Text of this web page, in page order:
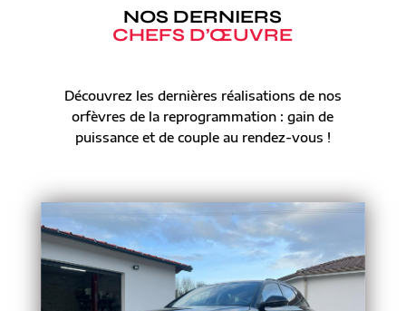
NOS DERNIERS
CHEFS D’ŒUVRE
Découvrez les dernières réalisations de nos
orfèvres de la reprogrammation : gain de
puissance et de couple au rendez-vous !